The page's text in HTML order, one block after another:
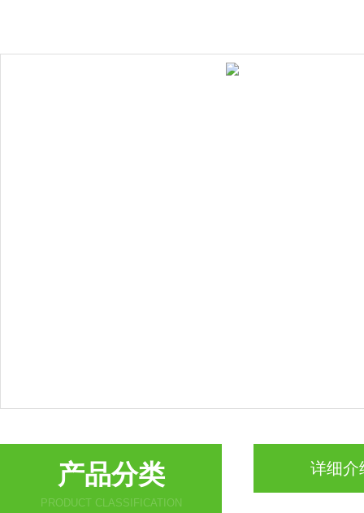
产品分类
PRODUCT CLASSIFICATION
详细介